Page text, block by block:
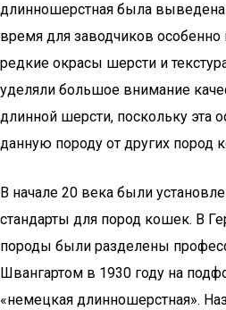
длинношерстная была
время для заводчиков
редкие окрасы шерсти и
уделяли большое внимание
длинной шерсти, поскольку эта
данную породу от других пород
В начале 20 века были
стандарты для пород кошек. В
породы были разделены
Швангартом в 1930 году на
«немецкая длинношерстная».